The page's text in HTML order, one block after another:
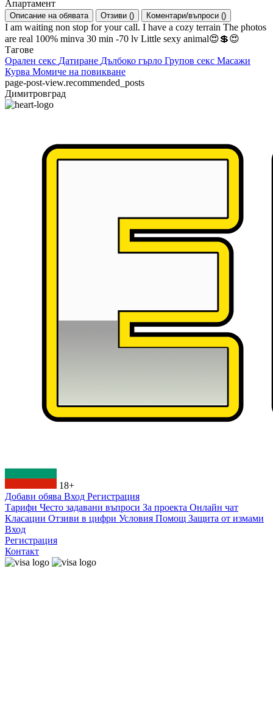
Апартамент
Описание на обявата Отзиви () Коментари/въпроси ()
I am waiting non stop for your call. I have a cozy terrain The photos
are real 100% minva 30 min -70 lv Little sexy animal😍💲😍
Тагове
Орален секс Датиране Дълбоко гърло Групов секс Масажи
Курва Момиче на повикване
page-post-view.recommended_posts
Димитровград
18+
Добави обява Вход Регистрация
Тарифи Често задавани въпроси За проекта Онлайн чат
Класации Отзиви в цифри Условия Помощ Защита от измами
Вход
Регистрация
Контакт